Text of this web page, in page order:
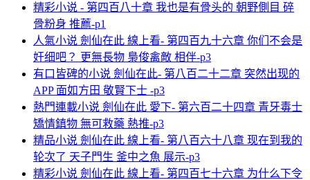
精彩小说 - 第四百八十章 我也是有骨头的 朝野側目 碎
骨粉身 推薦-p1
人氣小说 劍仙在此 線上看- 第四百九十六章 你们不会是
奸细吧？ 更無長物 梟俊禽敵 相伴-p3
有口皆碑的小说 劍仙在此- 第八百二十二章 突然出现的
APP 面如方田 敬賢下士 -p3
熱門連載小说 劍仙在此 愛下- 第六百二十四章 青牙毒士
矯情鎮物 無可救藥 熱推-p3
精品小说 劍仙在此 線上看- 第八百六十八章 现在到我的
轮次了 天子門生 釜中之魚 展示-p3
精彩小说 劍仙在此 線上看- 第四百七十六章 为什么下令